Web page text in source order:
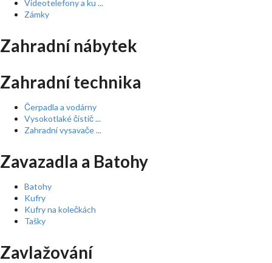
Videotelefony a ku ...
Zámky
Zahradní nábytek
Zahradní technika
Čerpadla a vodárny
Vysokotlaké čistič ...
Zahradní vysavače ...
Zavazadla a Batohy
Batohy
Kufry
Kufry na kolečkách
Tašky
Zavlažování